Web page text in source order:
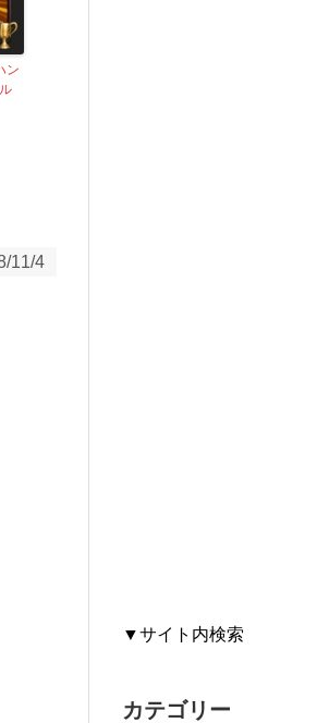
ン
11/4
▼サイト内検索
カテゴリー